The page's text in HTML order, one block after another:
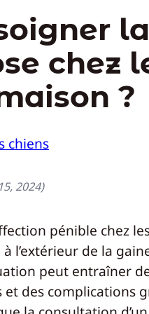
la
chez
?
chiens
2024)
pénible chez
l’extérieur de la
peut entraîner
des complications